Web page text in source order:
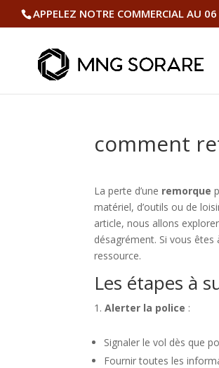
APPELEZ NOTRE COMMERCIAL AU
comment
La perte d’une remorque
matériel, d’outils ou de
article, nous allons
désagrément. Si vous êtes
ressource.
Les étapes à
Alerter la police :
Signaler le vol dès que
Fournir toutes les